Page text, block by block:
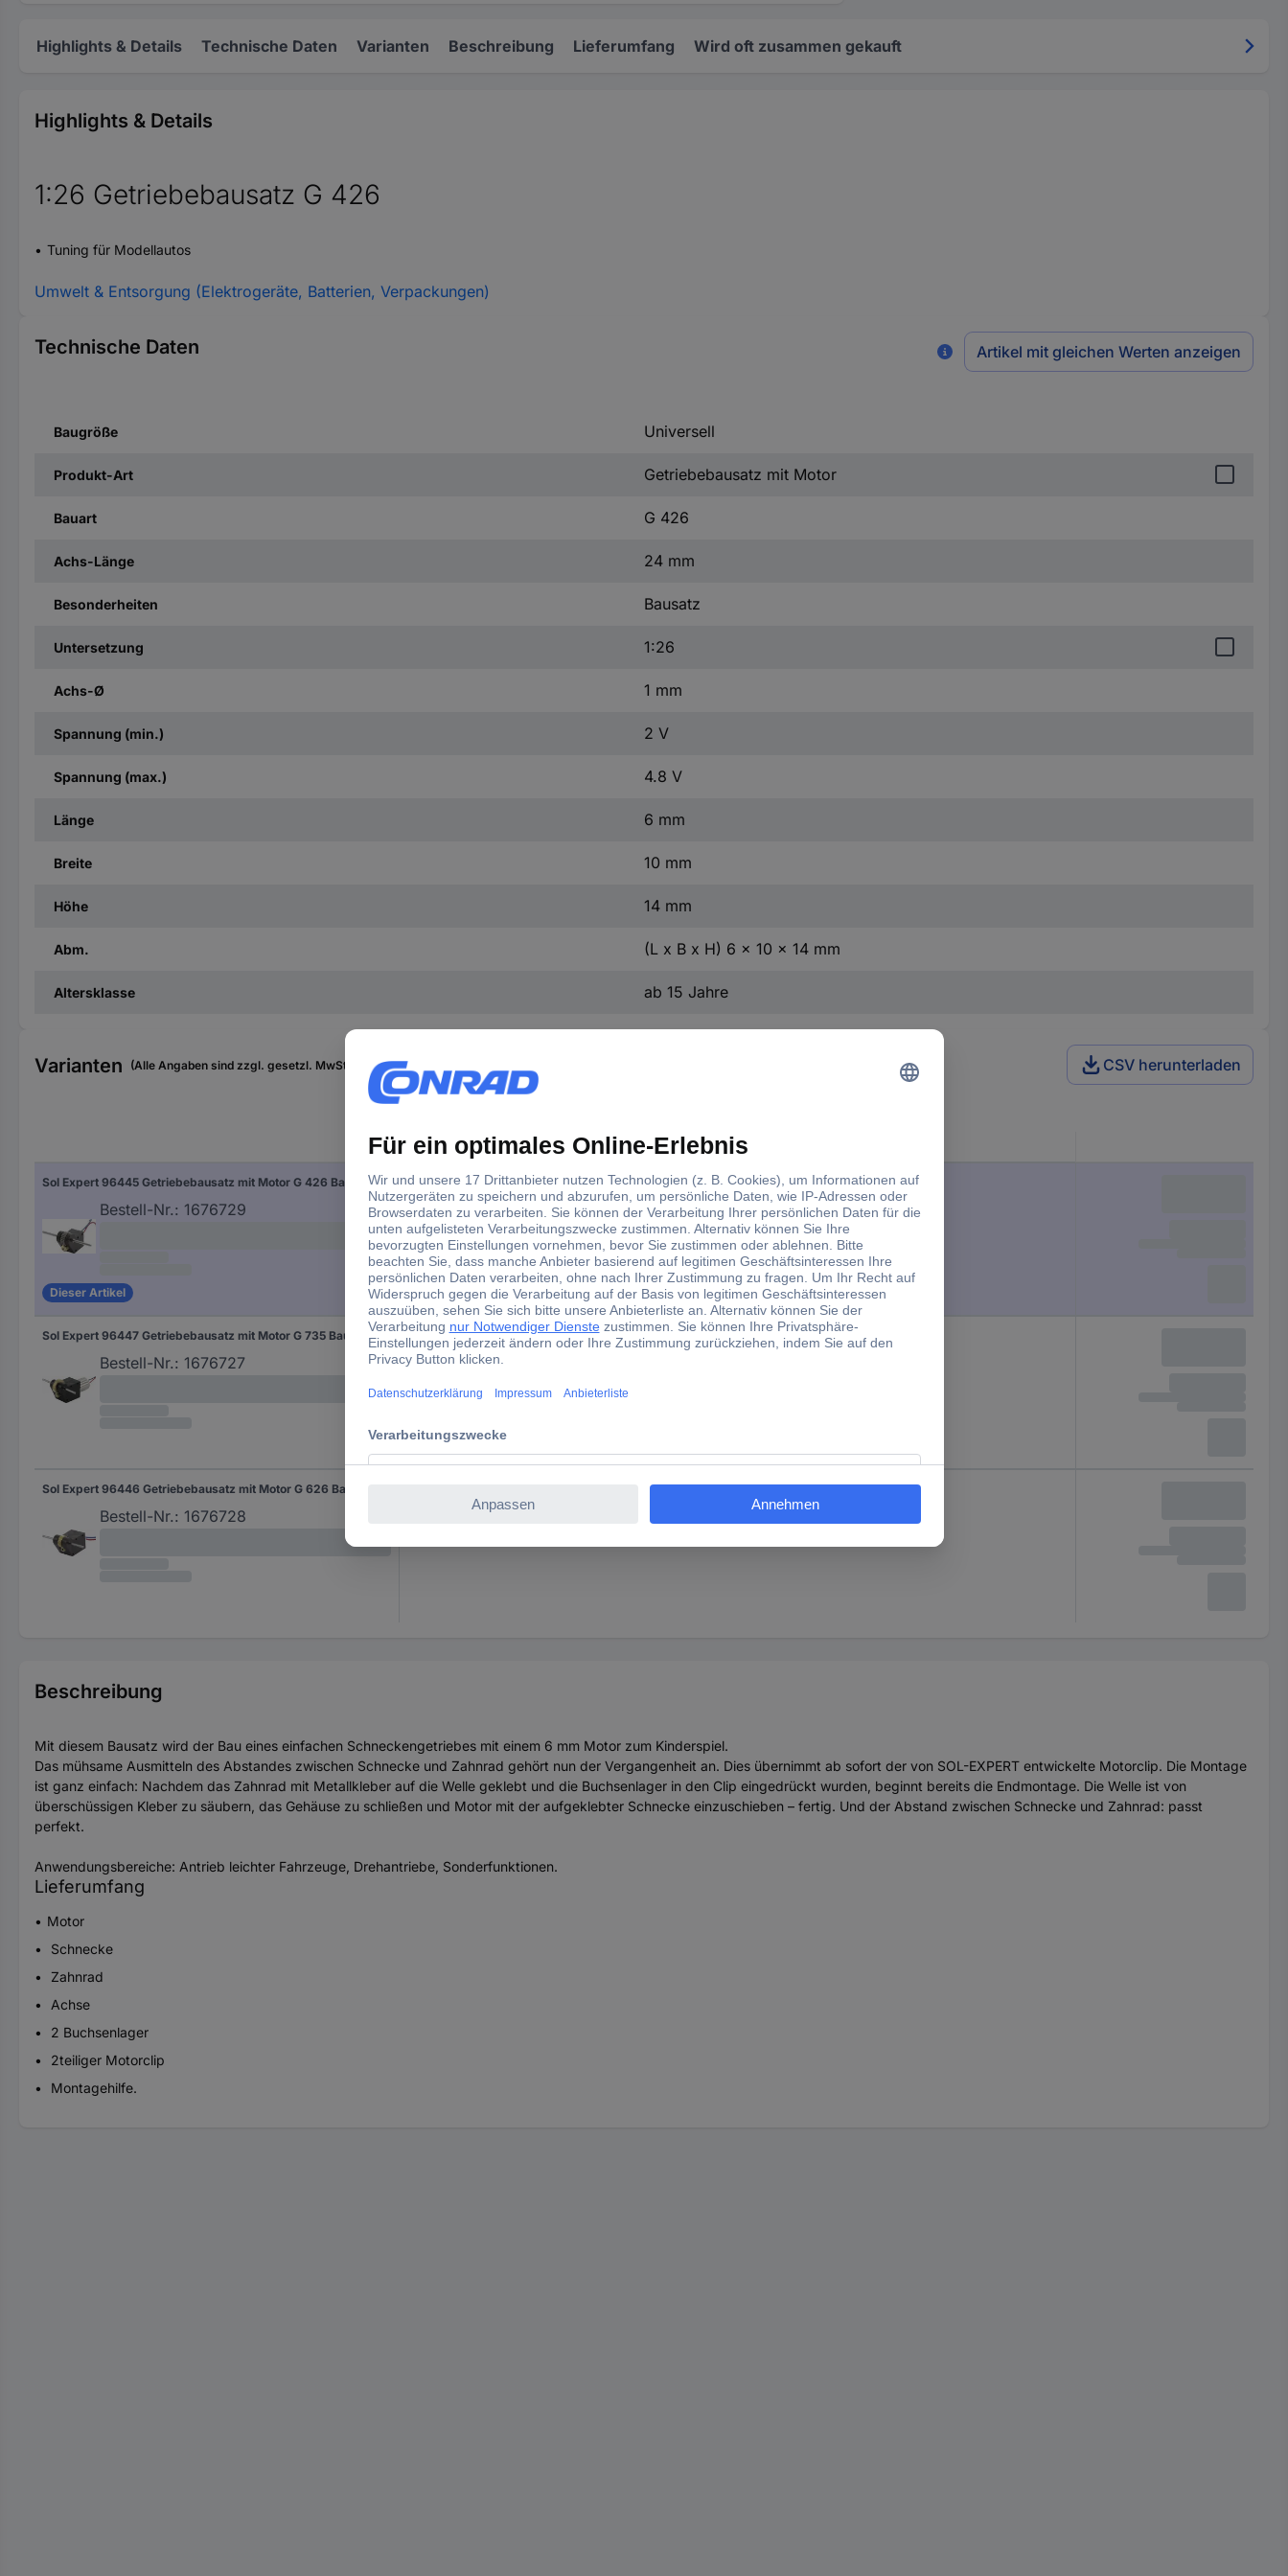
Highlights & Details Technische Daten Varianten Beschreibung Lieferumfang Wird oft zusammen gekauft
Highlights & Details
1:26 Getriebebausatz G 426
Tuning für Modellautos
Umwelt & Entsorgung (Elektrogeräte, Batterien, Verpackungen)
Technische Daten Artikel mit gleichen Werten anzeigen
Baugröße Universell
Produkt-Art Getriebebausatz mit Motor
Bauart G 426
Achs-Länge 24 mm
Besonderheiten Bausatz
Untersetzung 1:26
Achs-Ø 1 mm
Spannung (min.) 2 V
Spannung (max.) 4.8 V
Länge 6 mm
Breite 10 mm
Höhe 14 mm
Abm. (L x B x H) 6 x 10 x 14 mm
Altersklasse ab 15 Jahre
Varianten (Alle Angaben sind zzgl. gesetzl. MwSt., zzgl. Versand) CSV herunterladen
Untersetzung
Sol Expert 96445 Getriebebausatz mit Motor G 426 Bausatz 1:26
Bestell-Nr.: 1676729
Dieser Artikel
1:26
Sol Expert 96447 Getriebebausatz mit Motor G 735 Bausatz 1:35
Bestell-Nr.: 1676727
1:35
Bestell-Nr.: 1676728
Beschreibung
Mit diesem Bausatz wird der Bau eines einfachen Schneckengetriebes mit einem 6 mm Motor zum Kinderspiel.
Das mühsame Ausmitteln des Abstandes zwischen Schnecke und Zahnrad gehört nun der Vergangenheit an. Dies übernimmt ab sofort der von SOL-EXPERT entwickelte Motorclip. Die Montage
ist ganz einfach: Nachdem das Zahnrad mit Metallkleber auf die Welle geklebt und die Buchsenlager in den Clip eingedrückt wurden, beginnt bereits die Endmontage. Die Welle ist von
überschüssigen Kleber zu säubern, das Gehäuse zu schließen und Motor mit der aufgeklebter Schnecke einzuschieben – fertig. Und der Abstand zwischen Schnecke und Zahnrad: passt
perfekt.
Anwendungsbereiche: Antrieb leichter Fahrzeuge, Drehantriebe, Sonderfunktionen.
Lieferumfang
Motor
Schnecke
Zahnrad
Achse
2 Buchsenlager
2teiliger Motorclip
Montagehilfe.